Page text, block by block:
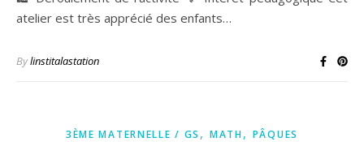
atelier est très apprécié des enfants…
Bylinstitalastation
3ÈME MATERNELLE / GS , MATH, PÂQUES